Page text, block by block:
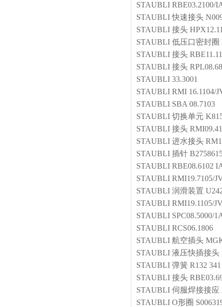
STAUBLI RBE03.2100/
STAUBLI 快速接头
STAUBLI 接头
STAUBLI 低压口密封圈
STAUBLI 接头
STAUBLI 接头
STAUBLI 33.3001
STAUBLI RMI 16.1104/
STAUBLI SBA 08.7103
STAUBLI 切换单元
STAUBLI 接头
STAUBLI 进水接头
STAUBLI 插针
STAUBLI RBE08.6102
STAUBLI RMI19.7105/
STAUBLI 润滑装置
STAUBLI RMI19.1105/
STAUBLI SPC08.5000/
STAUBLI RCS06.1806
STAUBLI 航空插头
STAUBLI 液压快插接头
STAUBLI 弹簧 R132
STAUBLI 接头
STAUBLI 伺服焊接接应
STAUBLI O形圈